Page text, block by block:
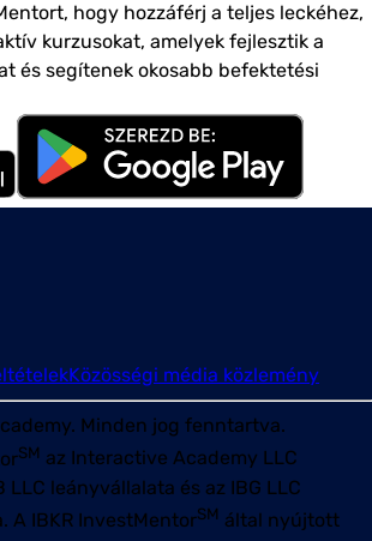
hogy hozzáférj a teljes leckéhez,
kurzusokat, amelyek fejlesztik a
és segítenek okosabb befektetési
Közösségi média közlemény
Minden jog fenntartva.
SM az Interactive Academy LLC
LLC leányvállalata és az IBG LLC
A IBKR InvestMentorSM által nyújtott